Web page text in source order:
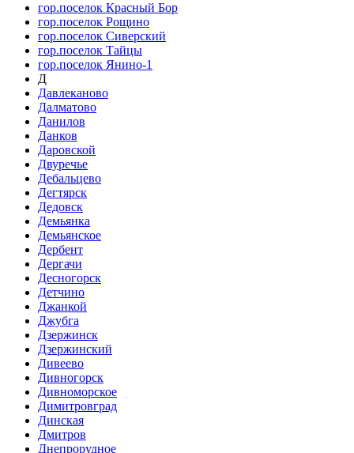
гор.поселок Красный Бор
гор.поселок Рощино
гор.поселок Сиверский
гор.поселок Тайцы
гор.поселок Янино-1
Д
Давлеканово
Далматово
Данилов
Данков
Даровской
Двуречье
Дебальцево
Дегтярск
Дедовск
Демьянка
Демьянское
Дербент
Дергачи
Десногорск
Детчино
Джанкой
Джубга
Дзержинск
Дзержинский
Дивеево
Дивногорск
Дивноморское
Димитровград
Динская
Дмитров
Днепрорудное